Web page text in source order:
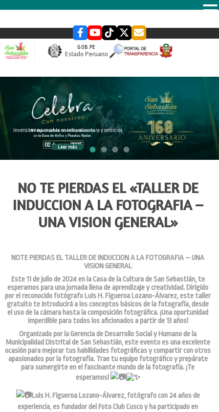
GOB.PE
Estado Peruano
slider
Inversión responsable en infraestructura y servicios
Leer más
NO TE PIERDAS EL «TALLER DE
INDUCCION A LA FOTOGRAFIA –
UNA VISION GENERAL»
NOTE PIERDAS EL TALLER DE INDUCCION A LA FOTOGRAFIA – UNA
VISION GENERAL
Este 11 de julio de 2024 en la Casa de la Cultura de San Sebastián, te
esperamos para una jornada llena de aprendizaje y creatividad. Dirigido
por el reconocido fotógrafo Luis H. Figueroa Lozano-Álvarez, este taller
gratuito te introducirá a los conceptos básicos de la fotografía, desde
el uso de la cámara hasta la composición fotográfica. ¡Una oportunidad
imperdible para todos los aficionados a partir de 13 años!
Organizado por la Gerencia de Desarrollo Social y Humano de la
Municipalidad Distrital de San Sebastián, este evento es una excelente
ocasión para mejorar tus habilidades fotográficas y compartir con otros
apasionados por la fotografía. Trae tu equipo fotográfico y prepárate
para sumergirte en el fascinante mundo de la fotografía. ¡Te
esperamos!
Luis H. Figueroa Lozano-Álvarez, fotógrafo con 24 años de
experiencia, es fundador del Foto Club Cusco y ha participado en